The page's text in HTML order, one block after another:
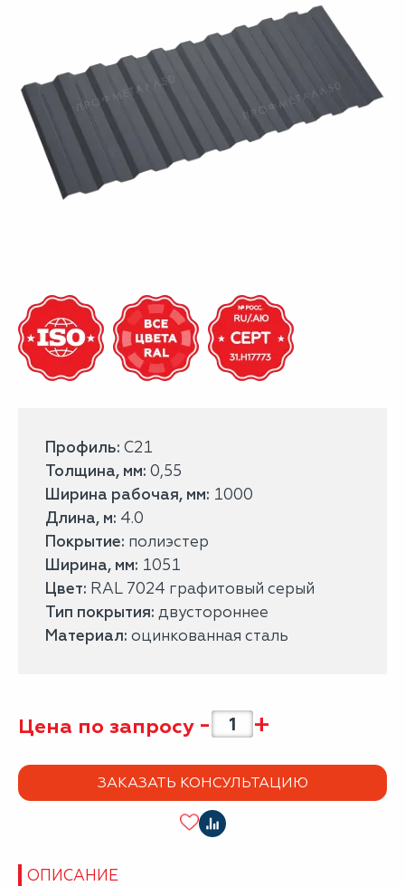
Профиль: С21
Толщина, мм: 0,55
Ширина рабочая, мм: 1000
Длина, м: 4.0
Покрытие: полиэстер
Ширина, мм: 1051
Цвет: RAL 7024 графитовый серый
Тип покрытия: двустороннее
Материал: оцинкованная сталь
Цена по запросу - +
ЗАКАЗАТЬ КОНСУЛЬТАЦИЮ
ОПИСАНИЕ